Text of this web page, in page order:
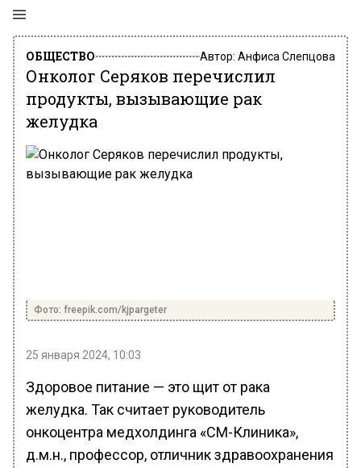
ОБЩЕСТВО Автор: Анфиса Слепцова
Онколог Серяков перечислил
продукты, вызывающие рак
желудка
Фото: freepik.com/kjpargeter
25 января 2024, 10:03
Здоровое питание — это щит от рака
желудка. Так считает руководитель
онкоцентра медхолдинга «СМ-Клиника»,
д.м.н., профессор, отличник здравоохранения